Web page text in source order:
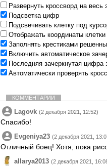
Развернуть кроссворд на
Подсветка цифр
Подсвечивать клетку под
Отображать координаты
Заполнять крестиками
Включить автоматическое
Последняя зачеркнутая цифра
Автоматически проверять
КОММЕНТАРИИ
Lagovk (2 декабря 2021, 12:52)
Спасибо!
Evgeniya23 (2 декабря 2021,
Отличный боец! Хотя, пока
allarya2013 (2 декабря 2021,